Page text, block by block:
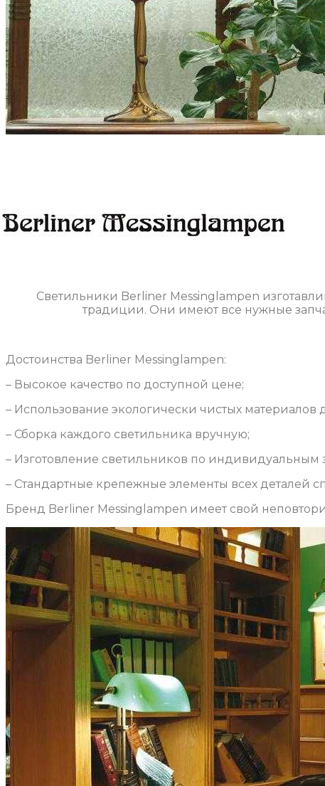
Светильники Berliner Messinglampen
традиции. Они имеют все нужные
Достоинства Berliner Messinglampen:
– Высокое качество по доступной цене;
– Использование экологически чистых
– Сборка каждого светильника вручную;
– Изготовление светильников по индивидуальным
– Стандартные крепежные элементы всех деталей
Бренд Berliner Messinglampen имеет свой